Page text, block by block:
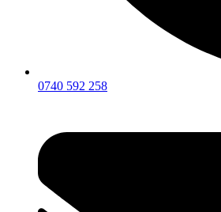
0740 592 258